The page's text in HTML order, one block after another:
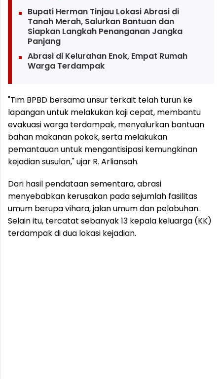
Bupati Herman Tinjau Lokasi Abrasi di
Tanah Merah, Salurkan Bantuan dan
Siapkan Langkah Penanganan Jangka
Panjang
Abrasi di Kelurahan Enok, Empat Rumah
Warga Terdampak
"Tim BPBD bersama unsur terkait telah turun ke
lapangan untuk melakukan kaji cepat, membantu
evakuasi warga terdampak, menyalurkan bantuan
bahan makanan pokok, serta melakukan
pemantauan untuk mengantisipasi kemungkinan
kejadian susulan," ujar R. Arliansah.
Dari hasil pendataan sementara, abrasi
menyebabkan kerusakan pada sejumlah fasilitas
umum berupa vihara, jalan umum dan pelabuhan.
Selain itu, tercatat sebanyak 13 kepala keluarga (KK)
terdampak di dua lokasi kejadian.